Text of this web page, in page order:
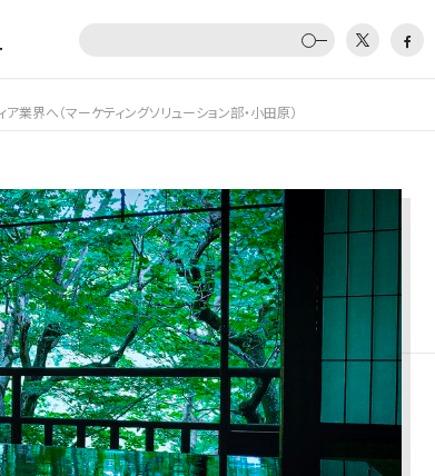
界へ（マーケティングソリューション部・小田原）